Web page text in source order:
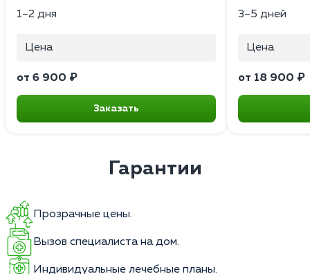
1–2 дня
Цена
от 6 900 ₽
Заказать
3–5 дней
Цена
от 18 900 ₽
Гарантии
Прозрачные цены.
Вызов специалиста на дом.
Индивидуальные лечебные планы.